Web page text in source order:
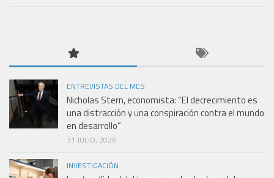
ENTREVISTAS DEL MES
Nicholas Stern, economista: “El decrecimiento es
una distracción y una conspiración contra el mundo
en desarrollo”
31 JULIO, 2026
INVESTIGACIÓN